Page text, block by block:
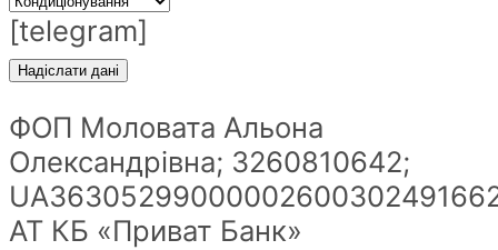
[telegram]
ФОП Моловата Альона
Олександрівна; 3260810642;
АТ КБ «Приват Банк»